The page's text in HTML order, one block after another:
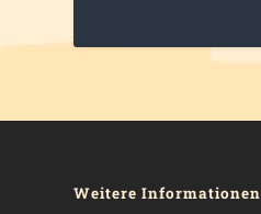
Weitere Informationen